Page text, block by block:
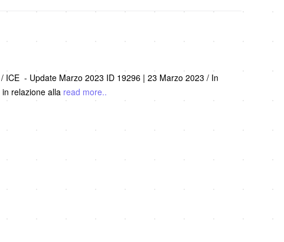
ICE - Update Marzo 2023 ID 19296 | 23 Marzo 2023 / In
relazione alla read more..